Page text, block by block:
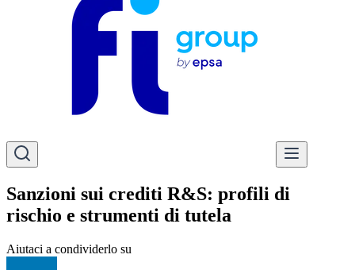
Sanzioni sui crediti R&S: profili di
rischio e strumenti di tutela
Aiutaci a condividerlo su